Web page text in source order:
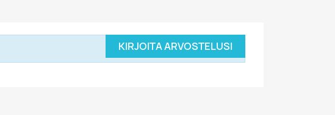
KIRJOITA ARVOSTELUSI